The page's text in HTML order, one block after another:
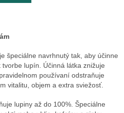
špeciálne navrhnutý tak, aby účinne
lupín. Účinná látka znižuje
používaní odstraňuje
vitalitu, objem a extra sviežosť.
lupiny až do 100%. Špeciálne